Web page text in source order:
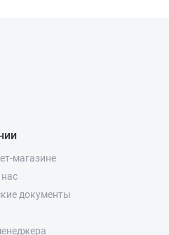
магазине
документы